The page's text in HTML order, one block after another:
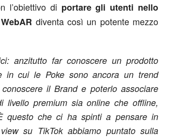
l’obiettivo di portare gli utenti nello
WebAR diventa così un potente mezzo
anzitutto far conoscere un prodotto
in cui le Poke sono ancora un trend
il Brand e poterlo associare
livello premium sia online che offline,
questo che ci ha spinti a pensare in
su TikTok abbiamo puntato sulla